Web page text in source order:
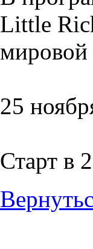
Little
мировой
25
Старт в